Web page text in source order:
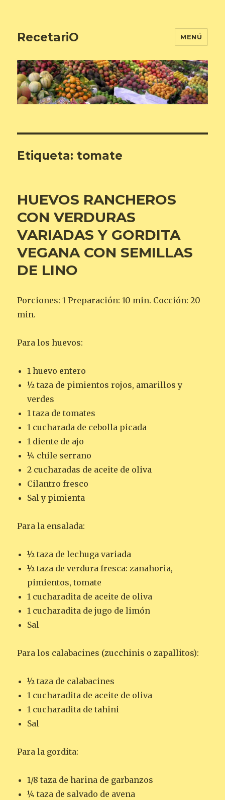
RecetariO MENÚ
Etiqueta: tomate
HUEVOS RANCHEROS
CON VERDURAS
VARIADAS Y GORDITA
VEGANA CON SEMILLAS
DE LINO
Porciones: 1 Preparación: 10 min. Cocción: 20
min.
Para los huevos:
1 huevo entero
½ taza de pimientos rojos, amarillos y
verdes
1 taza de tomates
1 cucharada de cebolla picada
1 diente de ajo
¼ chile serrano
2 cucharadas de aceite de oliva
Cilantro fresco
Sal y pimienta
Para la ensalada:
½ taza de lechuga variada
½ taza de verdura fresca: zanahoria,
pimientos, tomate
1 cucharadita de aceite de oliva
1 cucharadita de jugo de limón
Sal
Para los calabacines (zucchinis o zapallitos):
½ taza de calabacines
1 cucharadita de aceite de oliva
1 cucharadita de tahini
Sal
Para la gordita:
1/8 taza de harina de garbanzos
¼ taza de salvado de avena